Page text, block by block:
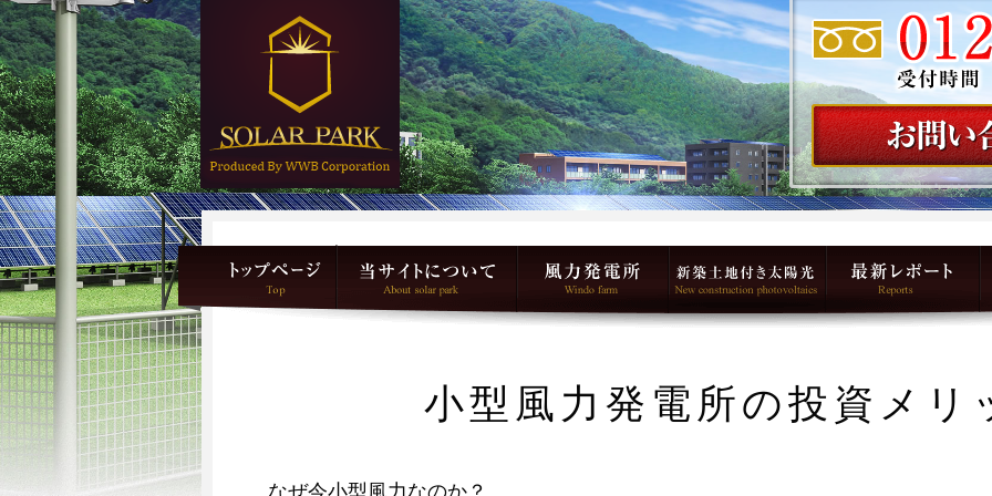
小型風力発電所の投資メリ
なぜ今小型風力なのか？